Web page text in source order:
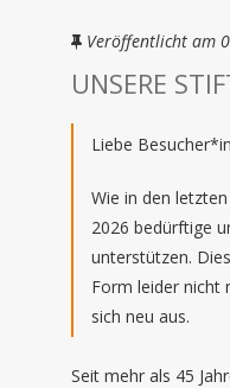
Veröffentlicht am
UNSERE
Liebe
Wie in den
2026 bedürftige
unterstützen.
Form leider nicht
sich neu aus.
Seit mehr als 45